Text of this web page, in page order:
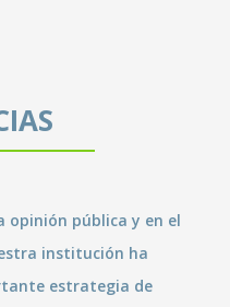
opinión pública y en el
institución ha
estrategia de